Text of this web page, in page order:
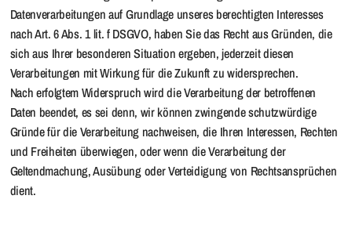
Datenverarbeitungen auf Grundlage unseres berechtigten Interesses
nach Art. 6 Abs. 1 lit. f DSGVO, haben Sie das Recht aus Gründen, die
sich aus Ihrer besonderen Situation ergeben, jederzeit diesen
Verarbeitungen mit Wirkung für die Zukunft zu widersprechen.
Nach erfolgtem Widerspruch wird die Verarbeitung der betroffenen
Daten beendet, es sei denn, wir können zwingende schutzwürdige
Gründe für die Verarbeitung nachweisen, die Ihren Interessen, Rechten
und Freiheiten überwiegen, oder wenn die Verarbeitung der
Geltendmachung, Ausübung oder Verteidigung von Rechtsansprüchen
dient.